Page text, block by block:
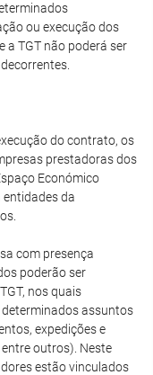
ou execução dos
a TGT não poderá ser
do contrato, os
prestadoras dos
Económico
entidades da
com presença
poderão ser
nos quais
assuntos
expedições e
outros). Neste
estão vinculados